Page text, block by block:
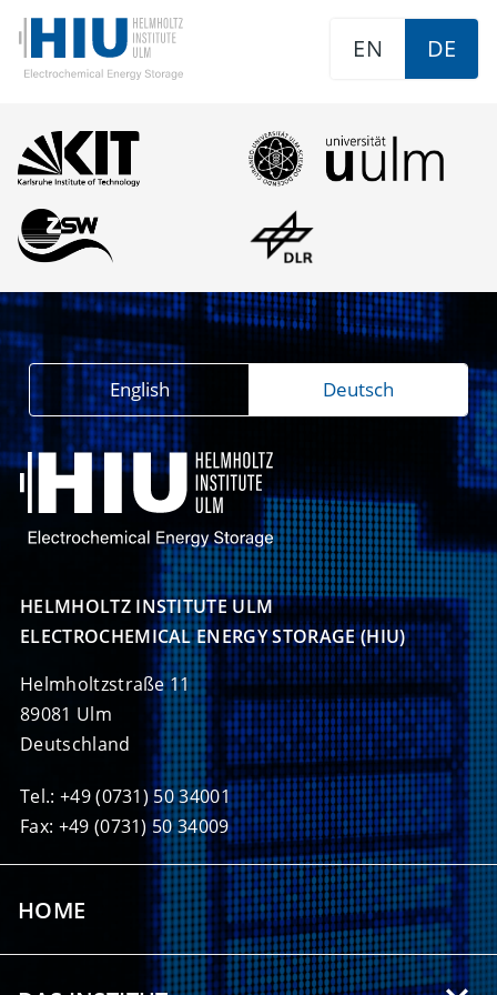
EN DE
HELMHOLTZ INSTITUTE ULM
ELECTROCHEMICAL ENERGY STORAGE (HIU)
Helmholtzstraße 11
89081 Ulm
Deutschland
Tel.: +49 (0731) 50 34001
Fax: +49 (0731) 50 34009
English Deutsch
HOME